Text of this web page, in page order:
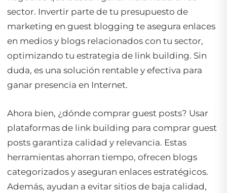
sector. Invertir parte de tu presupuesto de
marketing en guest blogging te asegura enlaces
en medios y blogs relacionados con tu sector,
optimizando tu estrategia de link building. Sin
duda, es una solución rentable y efectiva para
ganar presencia en Internet.
Ahora bien, ¿dónde comprar guest posts? Usar
plataformas de link building para comprar guest
posts garantiza calidad y relevancia. Estas
herramientas ahorran tiempo, ofrecen blogs
categorizados y aseguran enlaces estratégicos.
Además, ayudan a evitar sitios de baja calidad,